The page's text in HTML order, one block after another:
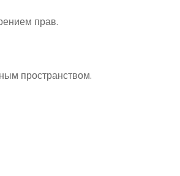
прав.
пространством.